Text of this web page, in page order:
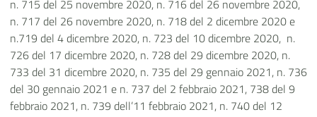
n. 715 del 25 novembre 2020, n. 716 del 26 novembre 2020,
n. 717 del 26 novembre 2020, n. 718 del 2 dicembre 2020 e
n.719 del 4 dicembre 2020, n. 723 del 10 dicembre 2020, n.
726 del 17 dicembre 2020, n. 728 del 29 dicembre 2020, n.
733 del 31 dicembre 2020, n. 735 del 29 gennaio 2021, n. 736
del 30 gennaio 2021 e n. 737 del 2 febbraio 2021, 738 del 9
febbraio 2021, n. 739 dell’11 febbraio 2021, n. 740 del 12